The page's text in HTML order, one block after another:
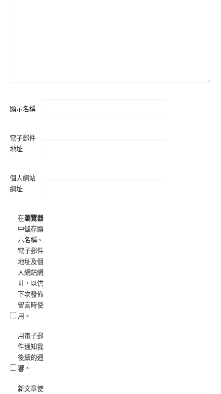
顯示名稱
電子郵件
地址
個人網站
網址
在瀏覽器
中儲存顯
示名稱、
電子郵件
地址及個
人網站網
址，以供
下次發佈
留言時使
用。
用電子郵
件通知我
後續的迴
響。
新文章使